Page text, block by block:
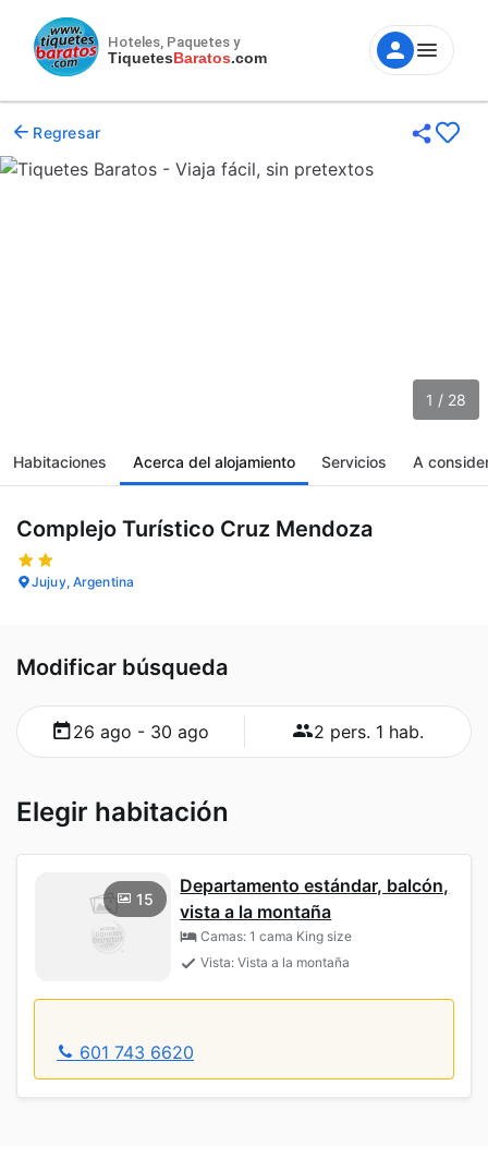
Hoteles, Paquetes y
TiquetesBaratos.com
Regresar
1 / 28
Habitaciones Acerca del alojamiento Servicios A
Complejo Turístico Cruz Mendoza
Jujuy, Argentina
Modificar búsqueda
26 ago - 30 ago 2 pers. 1 hab.
Elegir habitación
15
Departamento estándar, balcón,
vista a la montaña
Camas: 1 cama King size
Vista: Vista a la montaña
601 743 6620